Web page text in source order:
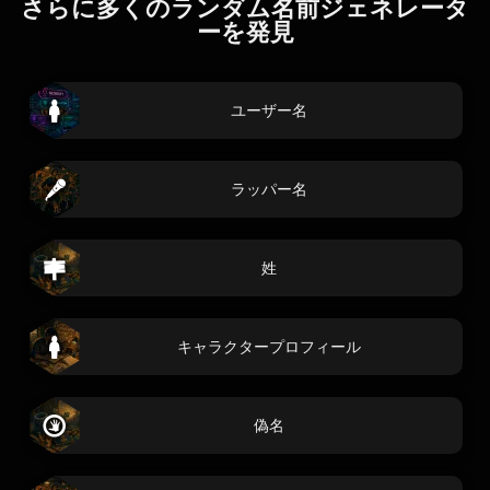
さらに多くのランダム名前ジェネレータ
ーを発見
ユーザー名
ラッパー名
姓
キャラクタープロフィール
偽名